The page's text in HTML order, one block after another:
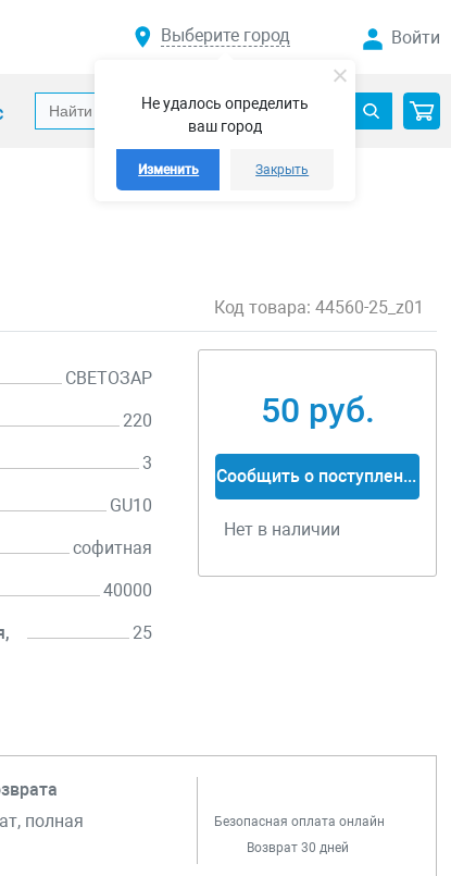
Не удалось определить
ваш город
Изменить Закрыть
Выберите город Войти
Код товара: 44560-25_z01
СВЕТОЗАР
220
3
GU10
софитная
40000
25
50 руб.
Сообщить о поступлении
Нет в наличии
полная
Безопасная оплата онлайн
Возврат 30 дней